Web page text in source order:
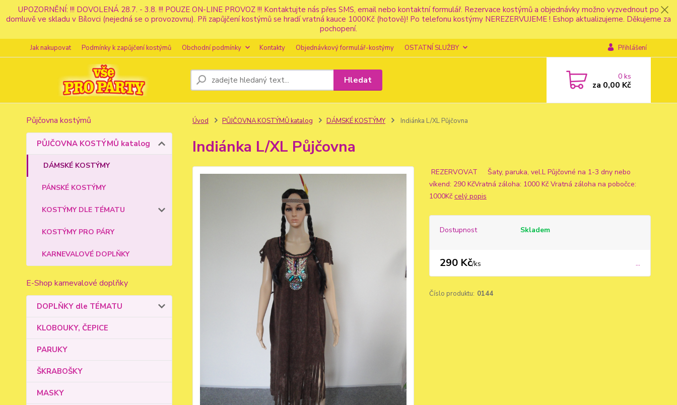
UPOZORNĚNÍ: !!! DOVOLENÁ 28.7. - 3.8. !!! POUZE ON-LINE PROVOZ !!! Kontaktujte nás přes SMS, email nebo kontaktní formulář. Rezervace kostýmů a objednávky možno vyzvednout po
domluvě ve skladu v Bílovci (nejedná se o provozovnu). Při zapůjčení kostýmů se hradí vratná kauce 1000Kč (hotově)! Po telefonu kostýmy NEREZERVUJEME ! Eshop aktualizujeme. Děkujeme za
pochopení.
Jak nakupovat Podmínky k zapůjčení kostýmů Obchodní podmínky Kontakty Objednávkový formulář-kostýmy OSTATNÍ SLUŽBY Přihlášení
Hledat 0ks
za 0,00 Kč
Půjčovna kostýmů
PŮJČOVNA KOSTÝMŮ katalog
DÁMSKÉ KOSTÝMY
PÁNSKÉ KOSTÝMY
KOSTÝMY DLE TÉMATU
KOSTÝMY PRO PÁRY
KARNEVALOVÉ DOPLŇKY
E-Shop karnevalové doplňky
DOPLŇKY dle TÉMATU
KLOBOUKY, ČEPICE
PARUKY
ŠKRABOŠKY
MASKY
Úvod PŮJČOVNA KOSTÝMŮ katalog DÁMSKÉ KOSTÝMY Indiánka L/XL Půjčovna
Indiánka L/XL Půjčovna
REZERVOVAT Šaty, paruka, vel.L Půjčovné na 1-3 dny nebo
víkend: 290 KčVratná záloha: 1000 Kč Vratná záloha na pobočce:
1000Kč celý popis
Dostupnost Skladem
290 Kč/ks ...
Číslo produktu: 0144